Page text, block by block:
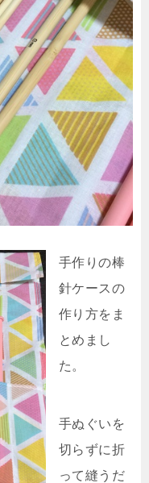
手作りの棒
針ケースの
作り方をま
とめまし
た。
手ぬぐいを
切らずに折
って縫うだ